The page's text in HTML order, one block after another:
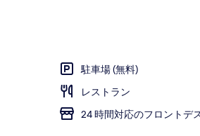
駐車場 (無料)
レストラン
24 時間対応のフロントデ